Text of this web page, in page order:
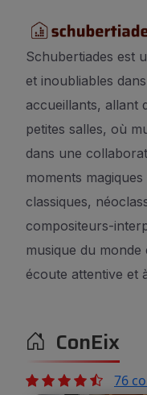
Schubertiades est
et inoubliables
accueillants, allant
petites salles, où
dans une
moments
classiques,
compositeurs-
musique du
écoute attentive et
ConEix
76